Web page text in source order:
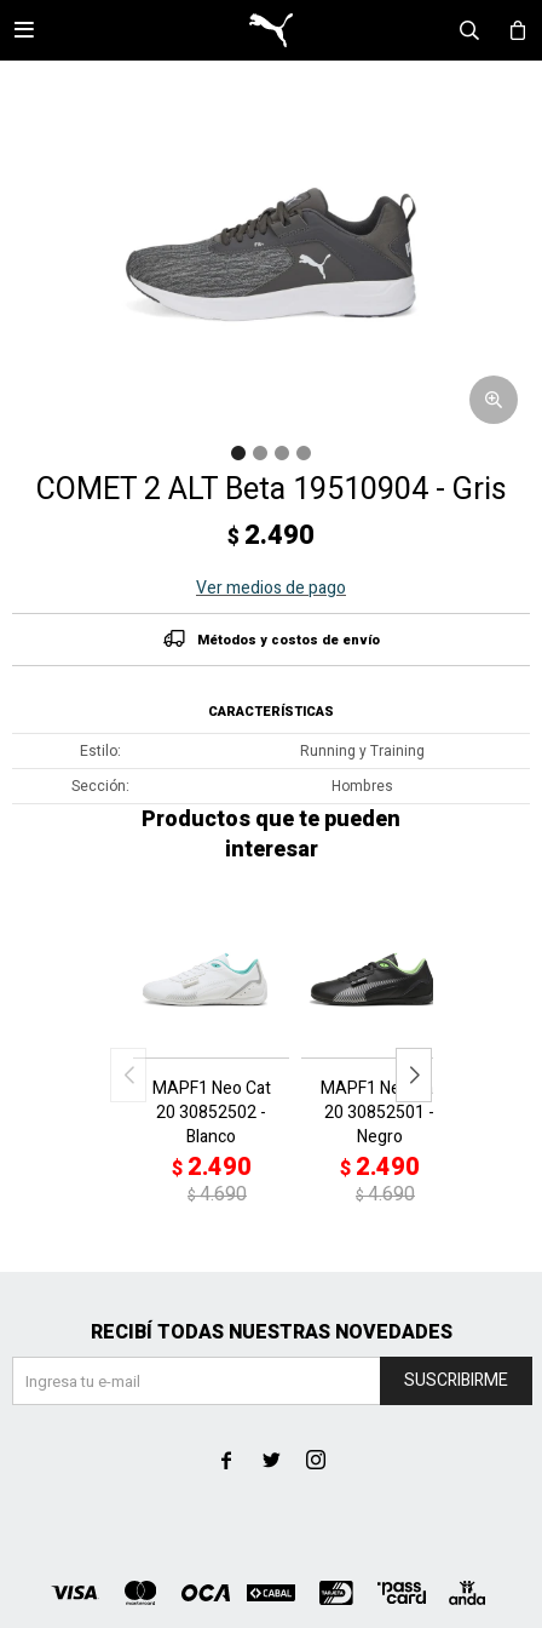

COMET 2 ALT Beta 19510904 - Gris
$ 2.490
Ver medios de pago
Métodos y costos de envío
CARACTERÍSTICAS
Estilo
Running y Training
Sección
Hombres
Productos que te pueden
interesar
MAPF1 Neo Cat
20 30852502 -
Blanco
$ 2.490
$4.690
MAPF1 Neo Cat
20 30852501 -
Negro
$ 2.490
$4.690
RECIBÍ TODAS NUESTRAS NOVEDADES
SUSCRIBIRME
  